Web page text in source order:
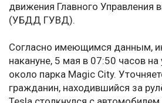
движения Главного Управления
(УБДД ГУВД).
Согласно имеющимся данным,
накануне, 5 мая в 07:50 часов на
около парка Magic City.
гражданин, находившийся за